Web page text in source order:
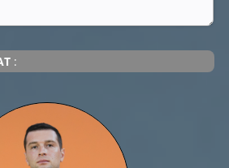
:
:
commentaires dédiée au débat citoyen.
Pas d'insultes. Merci.
: